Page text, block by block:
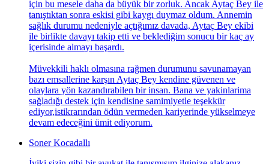
için bu mesele daha da büyük bir zorluk. Ancak Aytaç Bey ile
tanıştıktan sonra eskisi gibi kaygı duymaz oldum. Annemin
sağlık durumu nedeniyle açtığımız davada, Aytaç Bey ekibi
ile birlikte davayı takip etti ve beklediğim sonucu bir kaç ay
içerisinde almayı başardı.
Müvekkili haklı olmasına rağmen durumunu savunamayan
bazı emsallerine karşın Aytaç Bey kendine güvenen ve
olaylara yön kazandırabilen bir insan. Bana ve yakinlarima
sağladığı destek için kendisine samimiyetle teşekkür
ediyor,istikrarından ödün vermeden kariyerinde yükselmeye
devam edeceğini ümit ediyorum.
Soner Kocadallı